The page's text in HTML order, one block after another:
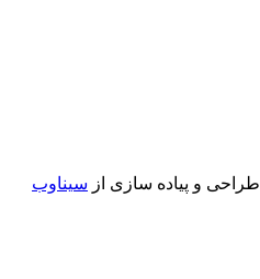
طراحی و پیاده سازی از سیناوب